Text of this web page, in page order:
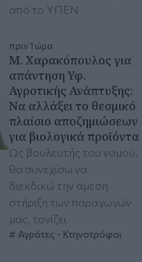
από το ΥΠΕΝ
πριν 1 ώρα
Μ. Χαρακόπουλος για
απάντηση Υφ.
Αγροτικής Ανάπτυξης:
Να αλλάξει το θεσμικό
πλαίσιο αποζημιώσεων
για βιολογικά προϊόντα
Ως βουλευτής του νομού,
θα συνεχίσω να
διεκδικώ την άμεση
στήριξη των παραγωγών
μας, τονίζει
Αγρότες - Κτηνοτρόφοι